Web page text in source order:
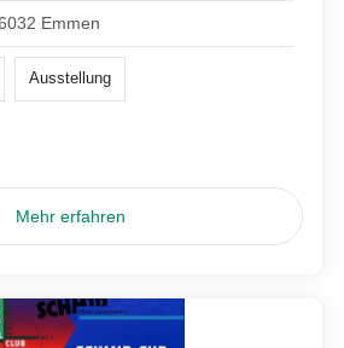
Emmen
Ausstellung
Mehr erfahren